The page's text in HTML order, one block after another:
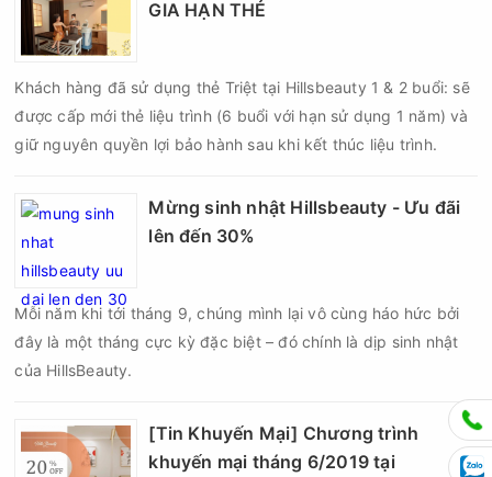
GIA HẠN THẺ
Khách hàng đã sử dụng thẻ Triệt tại Hillsbeauty 1 & 2 buổi: sẽ
được cấp mới thẻ liệu trình (6 buổi với hạn sử dụng 1 năm) và
giữ nguyên quyền lợi bảo hành sau khi kết thúc liệu trình.
Mừng sinh nhật Hillsbeauty - Ưu đãi
lên đến 30%
Mỗi năm khi tới tháng 9, chúng mình lại vô cùng háo hức bởi
đây là một tháng cực kỳ đặc biệt – đó chính là dịp sinh nhật
của HillsBeauty.
[Tin Khuyến Mại] Chương trình
khuyến mại tháng 6/2019 tại